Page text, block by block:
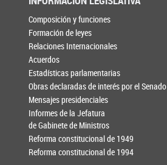
Composición y funciones
Formación de leyes
Relaciones Internacionales
Acuerdos
Estadísticas parlamentarias
Obras declaradas de interés por el Senado
Mensajes presidenciales
Informes de la Jefatura
de Gabinete de Ministros
Reforma constitucional de 1949
Reforma constitucional de 1994